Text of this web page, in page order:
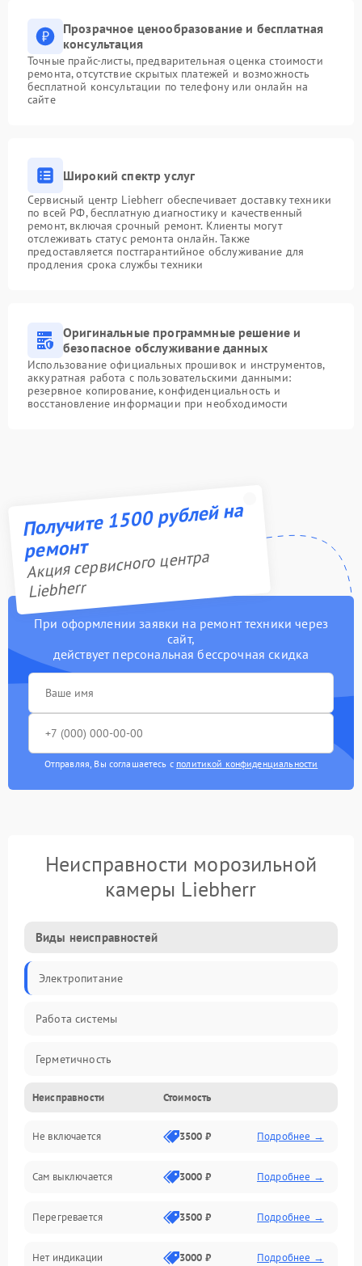
Прозрачное ценообразование и бесплатная
консультация
Точные прайс-листы, предварительная оценка стоимости
ремонта, отсутствие скрытых платежей и возможность
бесплатной консультации по телефону или онлайн на
сайте
Широкий спектр услуг
Сервисный центр Liebherr обеспечивает доставку техники
по всей РФ, бесплатную диагностику и качественный
ремонт, включая срочный ремонт. Клиенты могут
отслеживать статус ремонта онлайн. Также
предоставляется постгарантийное обслуживание для
продления срока службы техники
Оригинальные программные решение и
безопасное обслуживание данных
Использование официальных прошивок и инструментов,
аккуратная работа с пользовательскими данными:
резервное копирование, конфиденциальность и
восстановление информации при необходимости
Получите 1500 рублей на
ремонт
Акция сервисного центра
Liebherr
При оформлении заявки на ремонт техники через
сайт,
действует персональная бессрочная скидка
Отправляя, Вы соглашаетесь с политикой конфиденциальности
Неисправности морозильной
камеры Liebherr
Виды неисправностей
Электропитание
Работа системы
Герметичность
Механика
Неисправности Стоимость
Не включается 3500 ₽ Подробнее →
Сам выключается 3000 ₽ Подробнее →
Перегревается 3500 ₽ Подробнее →
Нет индикации 3000 ₽ Подробнее →